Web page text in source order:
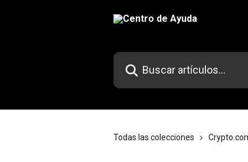
Buscar artículos...
Todas las colecciones